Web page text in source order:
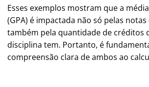
Esses exemplos mostram que a
(GPA) é impactada não só pelas
também pela quantidade de créditos
disciplina tem. Portanto, é
compreensão clara de ambos ao